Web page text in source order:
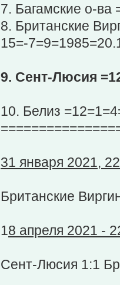
7. Багамские о-ва
8. Британские
15=-
9. Сент-Люсия
10. Белиз
31 января 2021,
Британские
18 апреля 2021 -
Сент-Люсия 1:1